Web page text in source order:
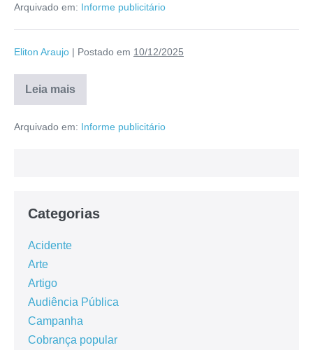
Arquivado em: Informe publicitário
Eliton Araujo | Postado em 10/12/2025
Leia mais
Arquivado em: Informe publicitário
Categorias
Acidente
Arte
Artigo
Audiência Pública
Campanha
Cobrança popular